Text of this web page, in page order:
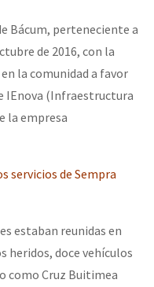
no Estado Espanhol
Nossas lutas pela
Bácum, perteneciente a
de 2016, con la
la comunidad a favor
IEnova (Infraestructura
la empresa
servicios de Sempra
estaban reunidas en
heridos, doce vehículos
como Cruz Buitimea